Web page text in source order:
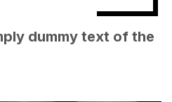
dummy text of the